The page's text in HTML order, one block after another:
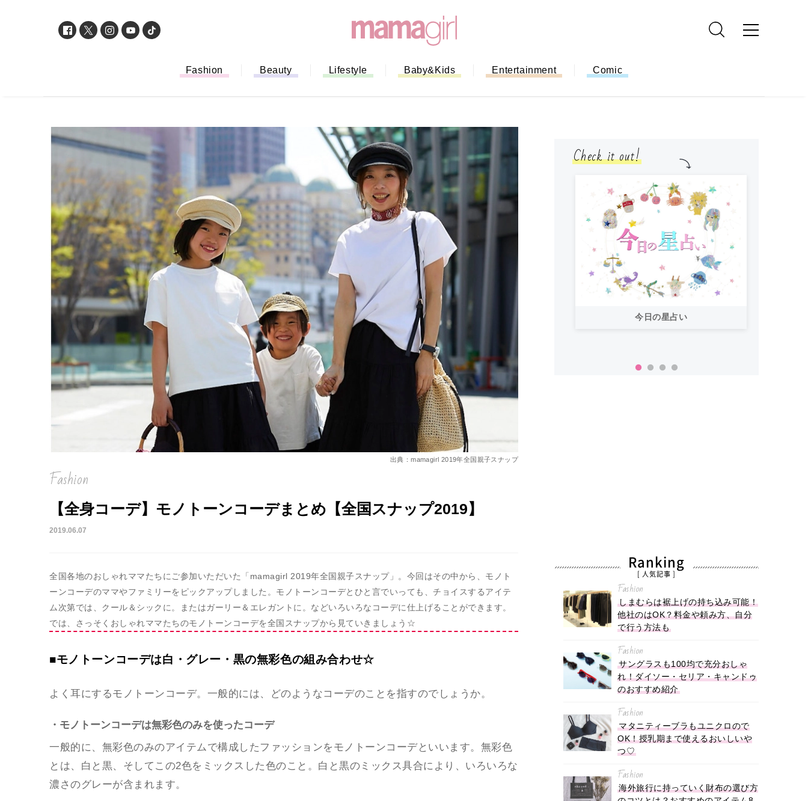
Fashion Beauty Lifestyle Baby&Kids Entertainment Comic
出典：mamagirl 2019年全国親子スナップ
Fashion
【全身コーデ】モノトーンコーデまとめ【全国スナップ2019】
2019.06.07
全国各地のおしゃれママたちにご参加いただいた「mamagirl 2019年全国親子スナップ」。今回はその中から、モノト
ーンコーデのママやファミリーをピックアップしました。モノトーンコーデとひと言でいっても、チョイスするアイテ
ム次第では、クール＆シックに。またはガーリー＆エレガントに。などいろいろなコーデに仕上げることができます。
では、さっそくおしゃれママたちのモノトーンコーデを全国スナップから見ていきましょう☆
■モノトーンコーデは白・グレー・黒の無彩色の組み合わせ☆
よく耳にするモノトーンコーデ。一般的には、どのようなコーデのことを指すのでしょうか。
・モノトーンコーデは無彩色のみを使ったコーデ
一般的に、無彩色のみのアイテムで構成したファッションをモノトーンコーデといいます。無彩色
とは、白と黒、そしてこの2色をミックスした色のこと。白と黒のミックス具合により、いろいろな
濃さのグレーが含まれます。
Check it out!
「もう行列に並ばない！」ミスドのモ
バイルオーダー完全ガイド｜支払い方
法から受け取り方までネットオーダー
を徹底解説
今日の星占い
Ranking
[ 人気記事 ]
Fashion
しまむらは裾上げの持ち込み可能！
他社のはOK？料金や頼み方、自分
で行う方法も
Fashion
サングラスも100均で充分おしゃ
れ！ダイソー・セリア・キャンドゥ
のおすすめ紹介
Fashion
マタニティーブラもユニクロので
OK！授乳期まで使えるおいしいや
つ♡
Fashion
海外旅行に持っていく財布の選び方